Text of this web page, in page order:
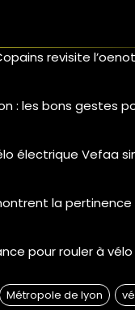
revisite
: les bons gestes
électrique Vefaa
la pertinence
pour rouler à vélo